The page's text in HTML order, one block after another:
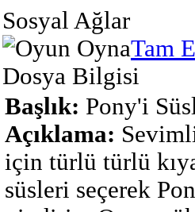
Sosyal Ağlar
Tam
Dosya Bilgisi
Başlık: Pony'i
Açıklama:
için türlü türlü
süsleri seçerek